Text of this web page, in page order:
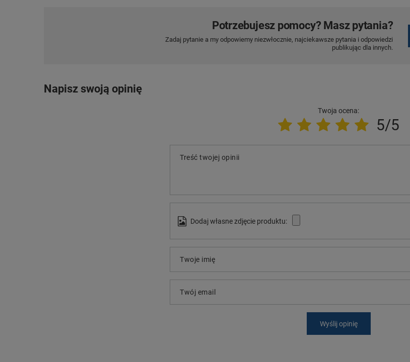
Potrzebujesz pomocy? Masz pytania?
Zadaj pytanie a my odpowiemy niezwłocznie, najciekawsze pytania i odpowiedzi
publikując dla innych.
Napisz swoją opinię
Twoja ocena:
5/5
Treść twojej opinii
Dodaj własne zdjęcie produktu:
Twoje imię
Twój email
Wyślij opinię